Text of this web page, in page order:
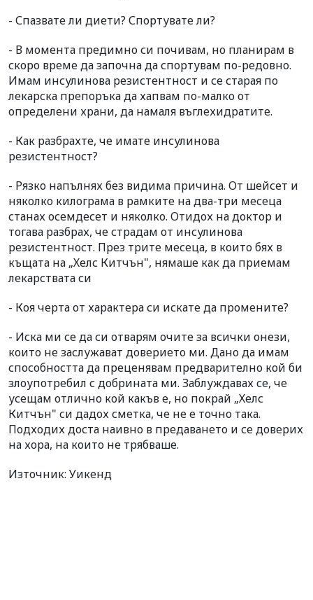
- Спазвате ли диети? Спортувате ли?
- В момента предимно си почивам, но планирам в
скоро време да започна да спортувам по-редовно.
Имам инсулинова резистентност и се старая по
лекарска препоръка да хапвам по-малко от
определени храни, да намаля въглехидратите.
- Как разбрахте, че имате инсулинова
резистентност?
- Рязко напълнях без видима причина. От шейсет и
няколко килограма в рамките на два-три месеца
станах осемдесет и няколко. Отидох на доктор и
тогава разбрах, че страдам от инсулинова
резистентност. През трите месеца, в които бях в
къщата на „Хелс Китчън", нямаше как да приемам
лекарствата си
- Коя черта от характера си искате да промените?
- Иска ми се да си отварям очите за всички онези,
които не заслужават доверието ми. Дано да имам
способността да преценявам предварително кой би
злоупотребил с добрината ми. Заблуждавах се, че
усещам отлично кой какъв е, но покрай „Хелс
Китчън" си дадох сметка, че не е точно така.
Подходих доста наивно в предаването и се доверих
на хора, на които не трябваше.
Източник: Уикенд